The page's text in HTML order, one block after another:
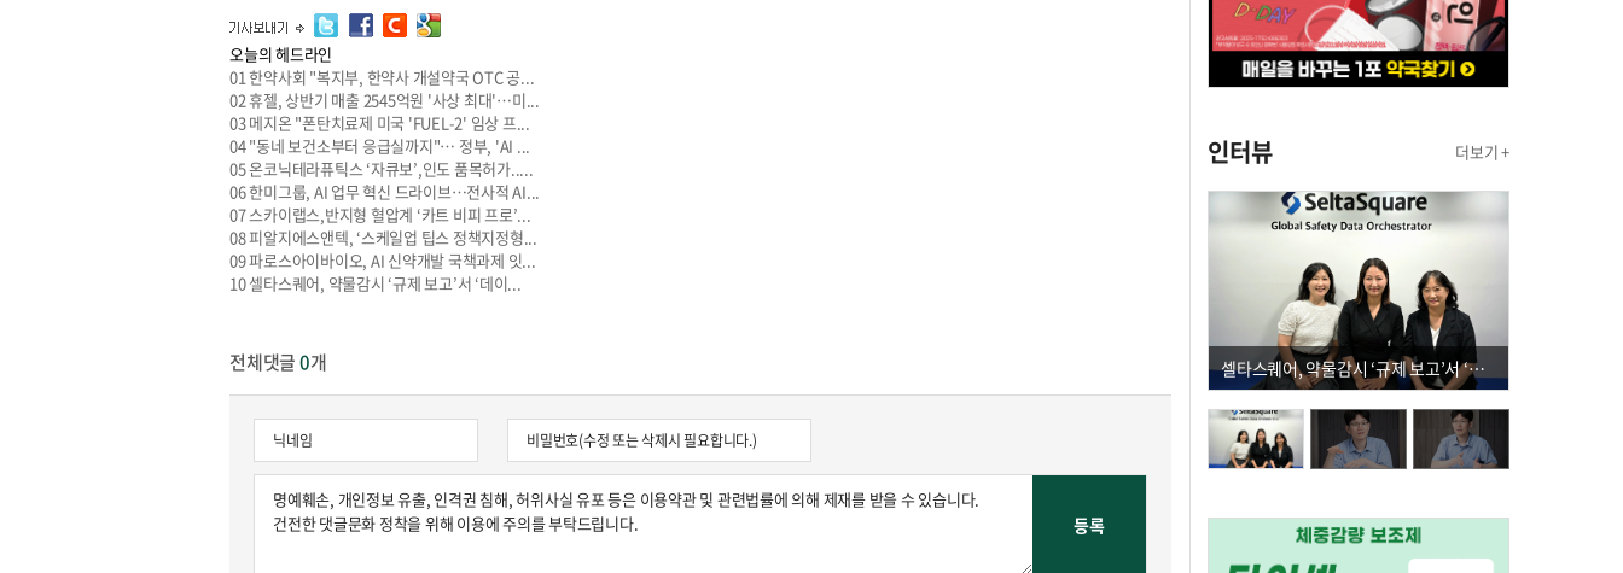
오늘의 헤드라인
01한약사회 "복지부, 한약사 개설약국 OTC 공...
02휴젤, 상반기 매출 2545억원 '사상 최대'…미...
03메지온 "폰탄치료제 미국 'FUEL-2' 임상 프...
04"동네 보건소부터 응급실까지"… 정부, 'AI ...
05온코닉테라퓨틱스 ‘자큐보’,인도 품목허가.....
06한미그룹, AI 업무 혁신 드라이브…전사적 AI...
07스카이랩스,반지형 혈압계 ‘카트 비피 프로’...
08피알지에스앤텍, ‘스케일업 팁스 정책지정형...
09파로스아이바이오, AI 신약개발 국책과제 잇...
10셀타스퀘어, 약물감시 ‘규제 보고’서 ‘데이...
전체댓글0개
인터뷰 더보기 +
셀타스퀘어, 약물감시 ‘규제 보고’서 ‘데이터 의사결정’으로 "PVX 전환 요구 커진다"